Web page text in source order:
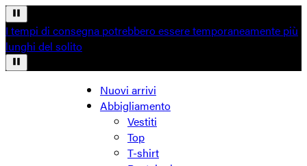
I tempi di consegna potrebbero essere temporaneamente più
lunghi del solito
Nuovi arrivi
Abbigliamento
Vestiti
Top
T-shirt